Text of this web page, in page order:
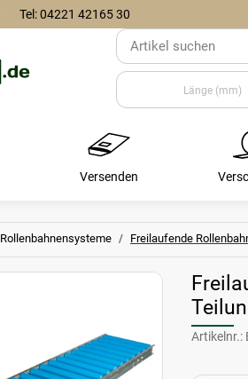
Tel: 04221 42165 30
Versenden
Rollenbahnensysteme Freilaufende
Artikelnr.: